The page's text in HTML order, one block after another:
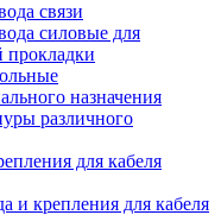
связи
силовые для
прокладки
назначения
различного
для кабеля
и крепления для кабеля